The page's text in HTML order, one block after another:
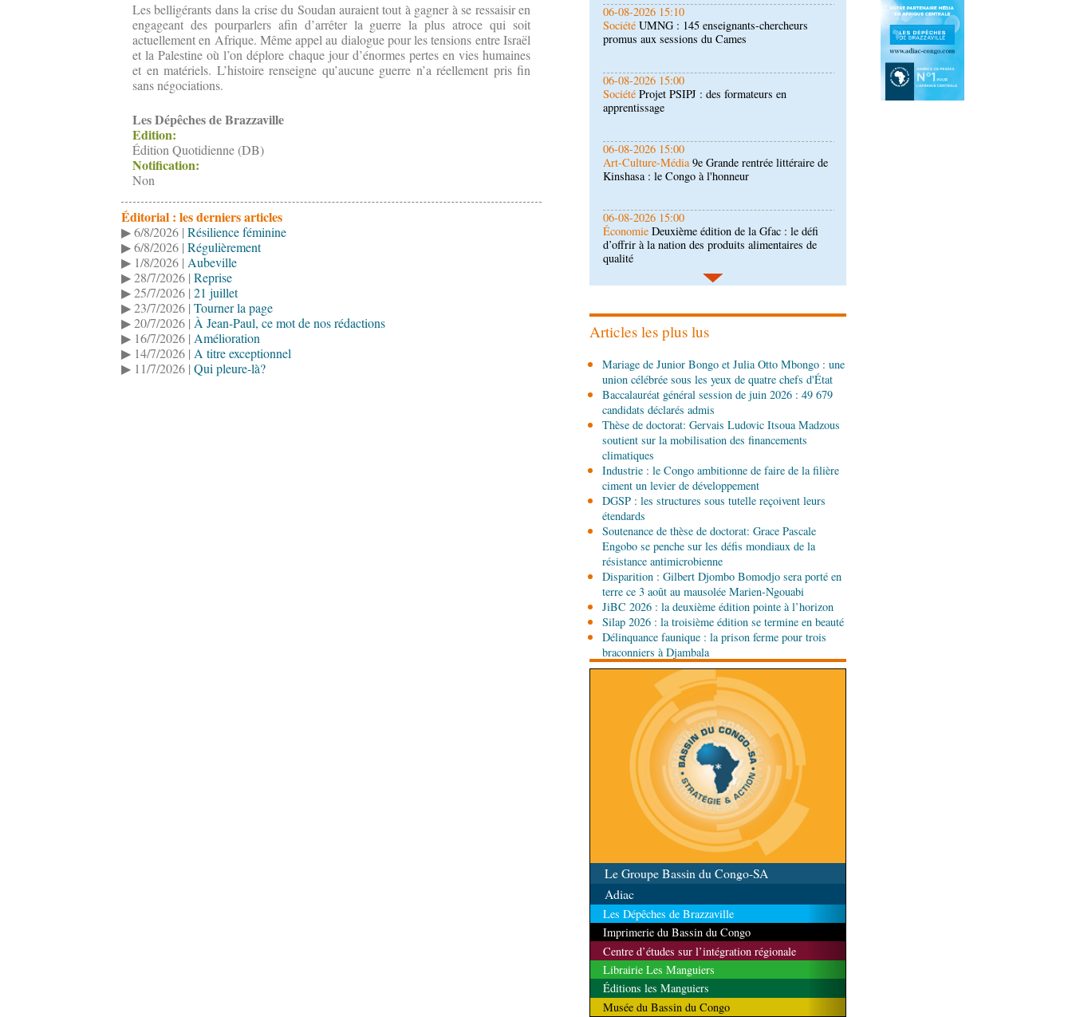
Les belligérants dans la crise du Soudan auraient tout à gagner à se ressaisir en
engageant des pourparlers afin d’arrêter la guerre la plus atroce qui soit
actuellement en Afrique. Même appel au dialogue pour les tensions entre Israël
et la Palestine où l’on déplore chaque jour d’énormes pertes en vies humaines
et en matériels. L’histoire renseigne qu’aucune guerre n’a réellement pris fin
sans négociations.
Les Dépêches de Brazzaville
Edition:
Édition Quotidienne (DB)
Notification:
Non
Éditorial : les derniers articles
▶ 6/8/2026 | Résilience féminine
▶ 6/8/2026 | Régulièrement
▶ 1/8/2026 | Aubeville
▶ 28/7/2026 | Reprise
▶ 25/7/2026 | 21 juillet
▶ 23/7/2026 | Tourner la page
▶ 20/7/2026 | À Jean-Paul, ce mot de nos rédactions
▶ 16/7/2026 | Amélioration
▶ 14/7/2026 | A titre exceptionnel
▶ 11/7/2026 | Qui pleure-là?
06-08-2026 15:00
Société Projet PSIPJ : des formateurs en
apprentissage
06-08-2026 15:00
Art-Culture-Média9e Grande rentrée littéraire de
Kinshasa : le Congo à l'honneur
06-08-2026 15:00
ÉconomieDeuxième édition de la Gfac : le défi
d’offrir à la nation des produits alimentaires de
06-08-2026 14:30
Économie Gfac 2026 : des produits locaux dans
les stands, des surgelés dans les assiettes
06-08-2026 14:15
renforce la riposte avec l'appui de l'OMS et
d'Africa CDC
SportCommuniqué : Samira Leonie, nouvelle
ambassadrice de la marque 1xBet Congo-
Brazzaville
06-08-2026 09:30
PolitiqueAssemblée nationale: la Commission
Ecofin s’imprègne des réalités du CHU-B
06-08-2026 08:45
PolitiqueVie des institutions : Pierre Ngolo et
Pierre Oba jettent les bases d’une collaboration
fructueuse
06-08-2026 08:30
Afrique-MondeCentrafrique : les sanctions de
l'ONU cachent la guerre silencieuse pour le
contrôle des ressources
05-08-2026 22:10
ÉconomieEconomie : un accord signé à Pointe-
Noire pour la valorisation des produits forestiers
non ligneux
Articles les plus lus
Mariage de Junior Bongo et Julia Otto Mbongo : une
union célébrée sous les yeux de quatre chefs d'État
Baccalauréat général session de juin 2026 : 49 679
candidats déclarés admis
Thèse de doctorat: Gervais Ludovic Itsoua Madzous
soutient sur la mobilisation des financements
climatiques
Industrie : le Congo ambitionne de faire de la filière
ciment un levier de développement
DGSP : les structures sous tutelle reçoivent leurs
étendards
Soutenance de thèse de doctorat: Grace Pascale
Engobo se penche sur les défis mondiaux de la
résistance antimicrobienne
Disparition : Gilbert Djombo Bomodjo sera porté en
terre ce 3 août au mausolée Marien-Ngouabi
JiBC 2026 : la deuxième édition pointe à l’horizon
Silap 2026 : la troisième édition se termine en beauté
Délinquance faunique : la prison ferme pour trois
braconniers à Djambala
Le Groupe Bassin du Congo-SA
Adiac
Les Dépêches de Brazzaville
Imprimerie du Bassin du Congo
Centre d’études sur l’intégration régionale
Librairie Les Manguiers
Éditions les Manguiers
Musée du Bassin du Congo